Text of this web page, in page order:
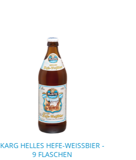
KARG HELLES HEFE-WEISSBIER - 9
FLASCHEN